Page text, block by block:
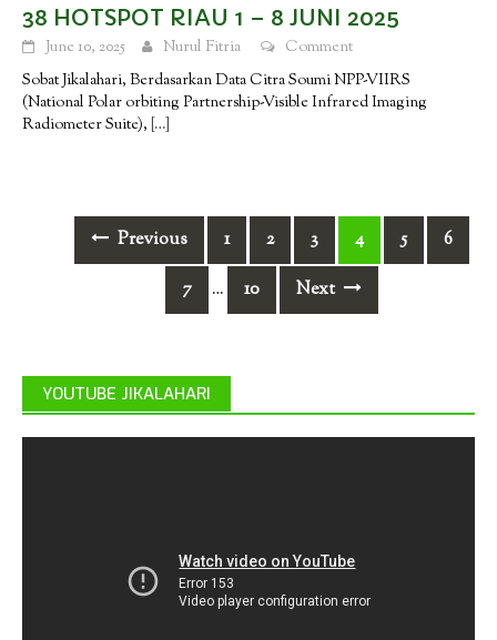
38 HOTSPOT RIAU 1 – 8 JUNI 2025
June 10, 2025 Nurul Fitria
Comment
Sobat Jikalahari, Berdasarkan Data Citra Soumi NPP-VIIRS
(National Polar orbiting Partnership-Visible Infrared Imaging
Radiometer Suite), […]
Posts
navigation
Previous 1 2 3 4 5
6
7
… 10 Next
YOUTUBE JIKALAHARI